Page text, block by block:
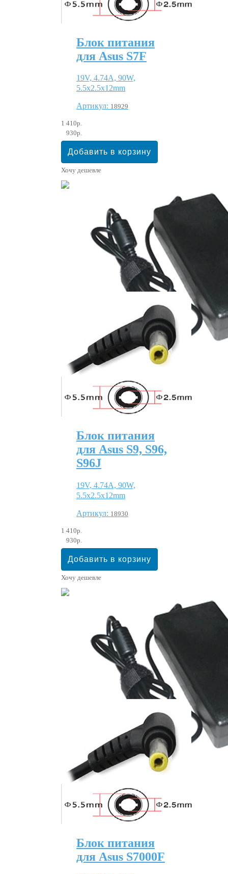
Блок питания
для Asus S7F
19V, 4.74A, 90W,
5.5x2.5x12mm
Артикул: 18929
1 410р.
930р.
Хочу дешевле
Блок питания
для Asus S9, S96,
S96J
19V, 4.74A, 90W,
5.5x2.5x12mm
Артикул: 18930
1 410р.
930р.
Хочу дешевле
Блок питания
для Asus S7000F